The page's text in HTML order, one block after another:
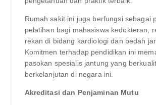
Rumah sakit ini juga berfungsi sebagai
pelatihan bagi mahasiswa kedokteran,
rekan di bidang kardiologi dan bedah
Komitmen terhadap pendidikan ini
pasokan spesialis jantung yang
berkelanjutan di negara ini.
Akreditasi dan Penjaminan Mutu